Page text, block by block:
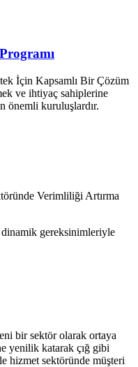
İçin Kapsamlı Bir Çözüm
ve ihtiyaç sahiplerine
önemli kuruluşlardır.
Verimliliği Artırma
dinamik gereksinimleriyle
bir sektör olarak ortaya
yenilik katarak çığ gibi
hizmet sektöründe müşteri